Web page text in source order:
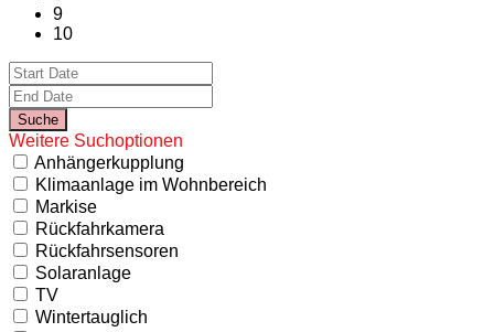
9
10
Weitere Suchoptionen
Anhängerkupplung
Klimaanlage im Wohnbereich
Markise
Rückfahrkamera
Rückfahrsensoren
Solaranlage
TV
Wintertauglich